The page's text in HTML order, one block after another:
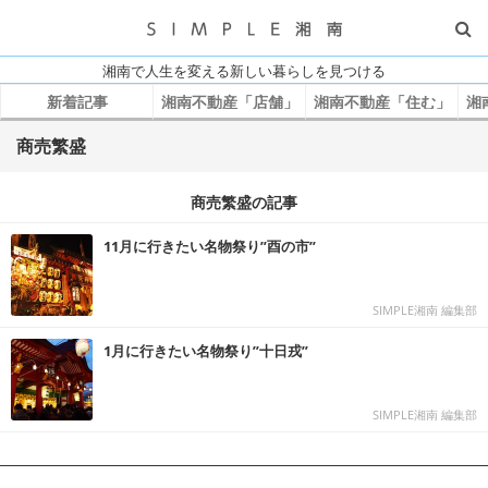
湘南で人生を変える新しい暮らしを見つける
新着記事 湘南不動産「店舗」 湘南不動産「住む」 湘
商売繁盛
商売繁盛の記事
11月に行きたい名物祭り”酉の市”
SIMPLE湘南 編集部
1月に行きたい名物祭り”十日戎”
SIMPLE湘南 編集部